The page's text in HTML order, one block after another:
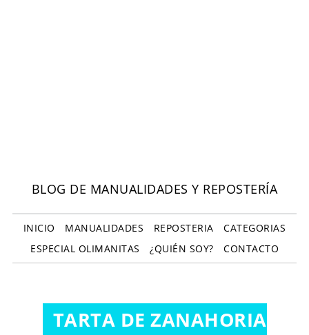
BLOG DE MANUALIDADES Y REPOSTERÍA
INICIO MANUALIDADES REPOSTERIA
CATEGORIAS
ESPECIAL OLIMANITAS
¿QUIÉN SOY? CONTACTO
TARTA DE ZANAHORIA